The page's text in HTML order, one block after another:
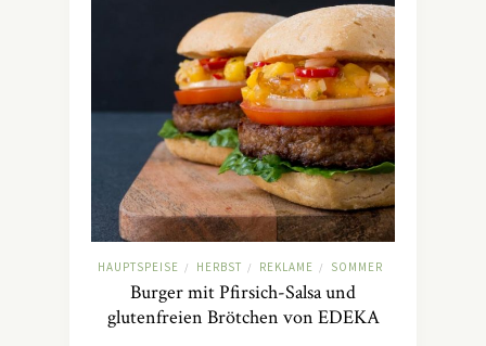
HAUPTSPEISE / HERBST / REKLAME / SOMMER
Burger mit Pfirsich-Salsa und
glutenfreien Brötchen von EDEKA